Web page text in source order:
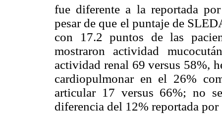
fue diferente a la reportada
pesar de que el puntaje de
con 17.2 puntos de las
mostraron actividad
actividad renal 69 versus 58%,
cardiopulmonar en el 26%
articular 17 versus 66%; no
diferencia del 12% reportada